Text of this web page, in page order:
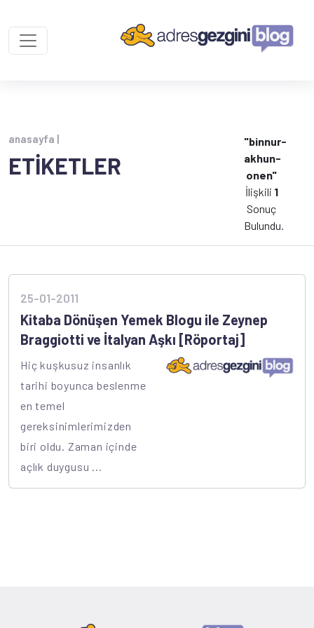
anasayfa |
ETİKETLER
"binnur-
akhun-
onen"
İlişkili 1
Sonuç
Bulundu.
25-01-2011
Kitaba Dönüşen Yemek Blogu ile Zeynep
Braggiotti ve İtalyan Aşkı [Röportaj]
Hiç kuşkusuz insanlık
tarihi boyunca beslenme
en temel
gereksinimlerimizden
biri oldu. Zaman içinde
açlık duygusu ...